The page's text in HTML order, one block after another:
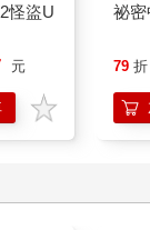
怪盜U
元
祕
79 折